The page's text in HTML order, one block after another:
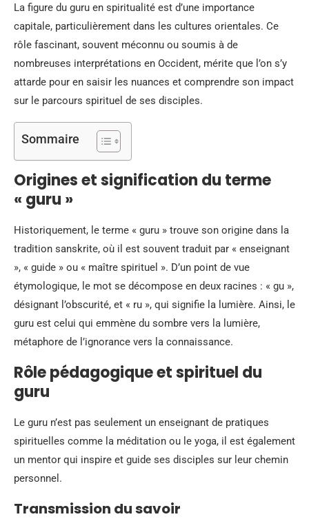
La figure du guru en spiritualité est d’une importance
capitale, particulièrement dans les cultures orientales. Ce
rôle fascinant, souvent méconnu ou soumis à de
nombreuses interprétations en Occident, mérite que l’on s’y
attarde pour en saisir les nuances et comprendre son impact
sur le parcours spirituel de ses disciples.
Sommaire
Origines et signification du terme
« guru »
Historiquement, le terme « guru » trouve son origine dans la
tradition sanskrite, où il est souvent traduit par « enseignant
», « guide » ou « maître spirituel ». D’un point de vue
étymologique, le mot se décompose en deux racines : « gu »,
désignant l’obscurité, et « ru », qui signifie la lumière. Ainsi, le
guru est celui qui emmène du sombre vers la lumière,
métaphore de l’ignorance vers la connaissance.
Rôle pédagogique et spirituel du
guru
Le guru n’est pas seulement un enseignant de pratiques
spirituelles comme la méditation ou le yoga, il est également
un mentor qui inspire et guide ses disciples sur leur chemin
personnel.
Transmission du savoir